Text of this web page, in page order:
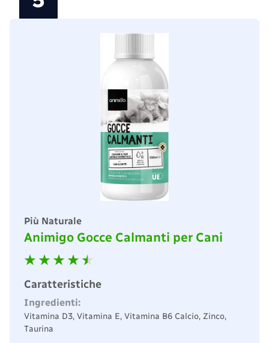
Più Naturale
Animigo Gocce Calmanti per Cani
Caratteristiche
Ingredienti:
Vitamina D3, Vitamina E, Vitamina B6 Calcio, Zinco,
Taurina